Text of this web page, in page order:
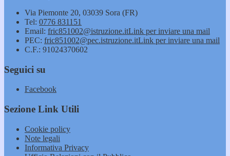
Via Piemonte 20, 03039 Sora (FR)
Tel: 0776 831151
Email: fric851002@istruzione.itLink per inviare una mail
PEC: fric851002@pec.istruzione.itLink per inviare una mail
C.F.: 91024370602
Seguici su
Facebook
Sezione Link Utili
Cookie policy
Note legali
Informativa Privacy